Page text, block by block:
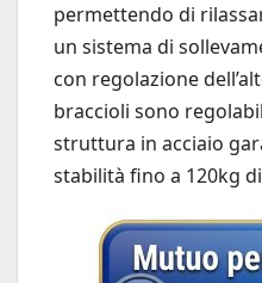
permettendo di
un sistema di
con regolazione
braccioli sono
struttura in acciaio
stabilità fino a 120kg